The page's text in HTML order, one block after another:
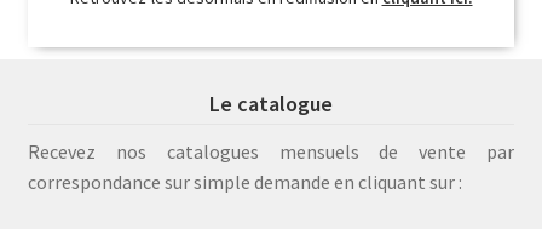
Le catalogue
Recevez nos catalogues mensuels de vente par
correspondance sur simple demande en cliquant sur :